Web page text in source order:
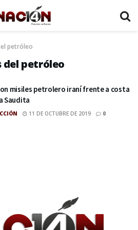
petróleo
del petróleo
misiles petrolero iraní frente a costa
Saudita
11 DE OCTUBRE DE 2019 0